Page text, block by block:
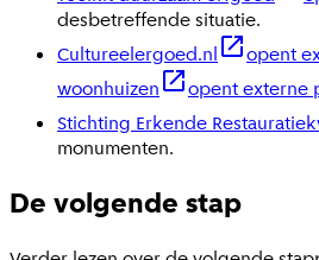
desbetreffende situatie.
Cultureelergoed.nl
opent
woonhuizen
opent externe
Stichting Erkende
monumenten.
De volgende stap